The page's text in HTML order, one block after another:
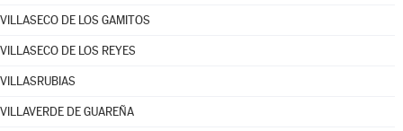
VILLASECO DE LOS GAMITOS
VILLASECO DE LOS REYES
VILLASRUBIAS
VILLAVERDE DE GUAREÑA